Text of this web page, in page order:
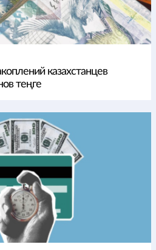
казахстанцев
теңге